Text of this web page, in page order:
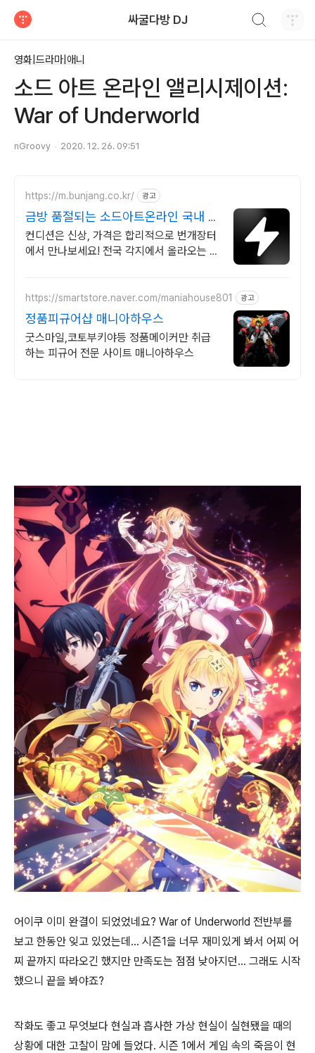
싸굴다방 DJ
영화|드라마|애니
소드 아트 온라인 앨리시제이션:
War of Underworld
nGroovy 2020. 12. 26. 09:51
https://m.bunjang.co.kr/ 광고
금방 품절되는 소드아트온라인 국내 최
대 브랜드 중고거래
컨디션은 신상, 가격은 합리적으로 번개장터
에서 만나보세요! 전국 각지에서 올라오는 전
https://smartstore.naver.com/maniahouse801 광고
정품피규어샵 매니아하우스
굿스마일,코토부키야등 정품메이커만 취급
하는 피규어 전문 사이트 매니아하우스
어이쿠 이미 완결이 되었었네요? War of Underworld 전반부를
보고 한동안 잊고 있었는데... 시즌1을 너무 재미있게 봐서 어찌 어
찌 끝까지 따라오긴 했지만 만족도는 점점 낮아지던... 그래도 시작
했으니 끝을 봐야죠?
작화도 좋고 무엇보다 현실과 흡사한 가상 현실이 실현됐을 때의
상황에 대한 고찰이 맘에 들었다. 시즌 1에서 게임 속의 죽음이 현